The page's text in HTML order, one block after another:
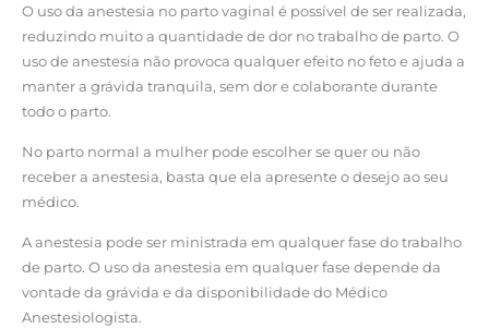
O uso da anestesia no parto vaginal é possível de ser realizada,
reduzindo muito a quantidade de dor no trabalho de parto. O
uso de anestesia não provoca qualquer efeito no feto e ajuda a
manter a grávida tranquila, sem dor e colaborante durante
todo o parto.
No parto normal a mulher pode escolher se quer ou não
receber a anestesia, basta que ela apresente o desejo ao seu
médico.
A anestesia pode ser ministrada em qualquer fase do trabalho
de parto. O uso da anestesia em qualquer fase depende da
vontade da grávida e da disponibilidade do Médico
Anestesiologista.